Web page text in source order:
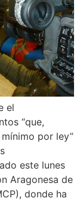
el
“que,
por ley”
este lunes
Aragonesa de
donde ha